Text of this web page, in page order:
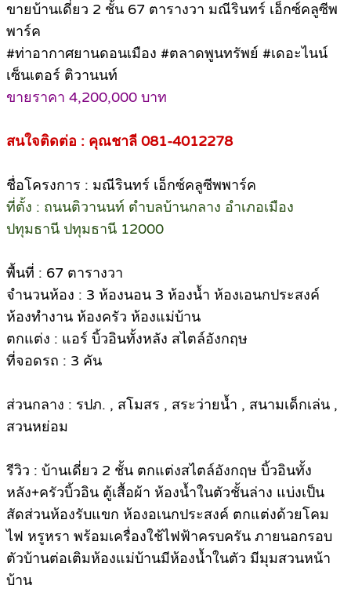
ขายบ้านเดี่ยว 2 ชั้น 67 ตารางวา มณีรินทร์ เอ็กซ์คลูซีพ
พาร์ค
#ท่าอากาศยานดอนเมือง #ตลาดพูนทรัพย์ #เดอะไนน์
เซ็นเตอร์ ติวานนท์
ขายราคา 4,200,000 บาท
สนใจติดต่อ : คุณชาลี 081-4012278
ชื่อโครงการ : มณีรินทร์ เอ็กซ์คลูซีพพาร์ค
ที่ตั้ง : ถนนติวานนท์ ตำบลบ้านกลาง อำเภอเมือง
ปทุมธานี ปทุมธานี 12000
พื้นที่ : 67 ตารางวา
จำนวนห้อง : 3 ห้องนอน 3 ห้องน้ำ ห้องเอนกประสงค์
ห้องทำงาน ห้องครัว ห้องแม่บ้าน
ตกแต่ง : แอร์ บิ้วอินทั้งหลัง สไตล์อังกฤษ
ที่จอดรถ : 3 คัน
ส่วนกลาง : รปภ. , สโมสร , สระว่ายน้ำ , สนามเด็กเล่น ,
สวนหย่อม
รีวิว : บ้านเดี่ยว 2 ชั้น ตกแต่งสไตล์อังกฤษ บิ้วอินทั้ง
หลัง+ครัวบิ้วอิน ตู้เสื้อผ้า ห้องน้ำในตัวชั้นล่าง แบ่งเป็น
สัดส่วนห้องรับแขก ห้องอเนกประสงค์ ตกแต่งด้วยโคม
ไฟ หรูหรา พร้อมเครื่องใช้ไฟฟ้าครบครัน ภายนอกรอบ
ตัวบ้านต่อเติมห้องแม่บ้านมีห้องน้ำในตัว มีมุมสวนหน้า
บ้าน